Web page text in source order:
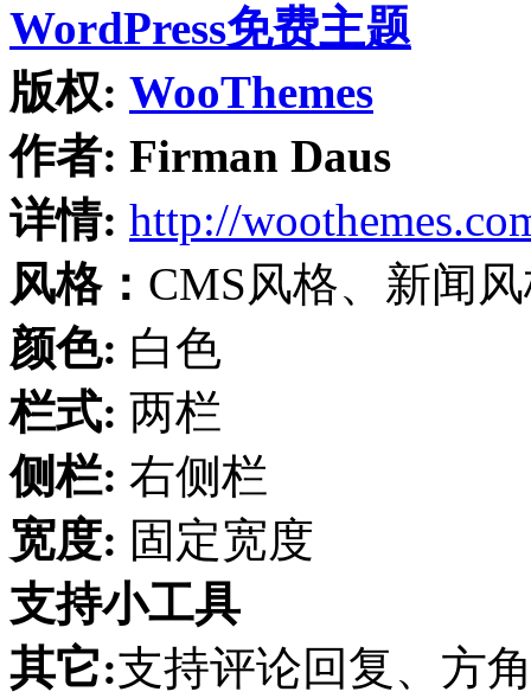
WordPress免费主题
版权: WooThemes
作者: Firman Daus
详情: http://
风格： CMS风格、新闻
颜色: 白色
栏式: 两栏
侧栏: 右侧栏
宽度: 固定宽度
支持小工具
其它:支持评论回复、方